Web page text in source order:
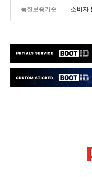
품질보증기준 소비자